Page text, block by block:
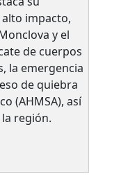
impacto,
y el
de cuerpos
la emergencia
de quiebra
(AHMSA), así
región.